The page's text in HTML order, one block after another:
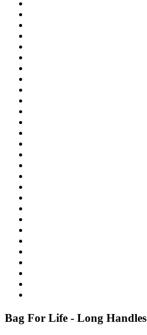
Bag For Life - Long Handles